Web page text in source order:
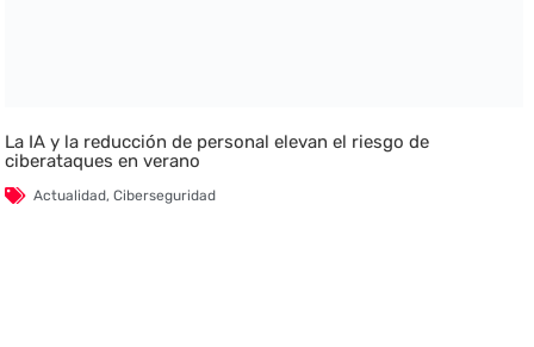
La IA y la reducción de personal elevan el riesgo de
ciberataques en verano
Actualidad,Ciberseguridad